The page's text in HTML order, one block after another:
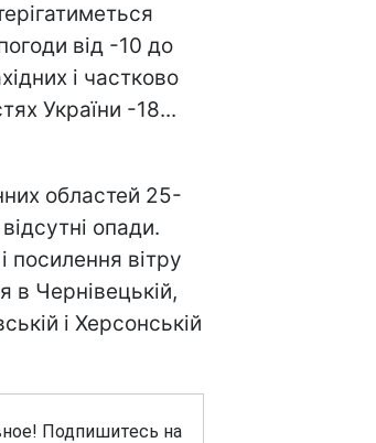
від -10 до
і частково
України -18...
областей 25-
опади.
посилення вітру
в Чернівецькій,
і Херсонській
Подпишитесь на